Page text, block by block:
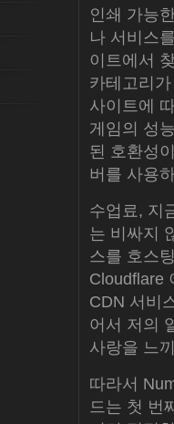
인쇄 가능
나 서비스
이트에서
카테고리
사이트에
게임의 성
된 호환성
버를 사용
수업료, 지
는 비싸지
스를 호스
Cloudflare
CDN 서비
어서 저의
사랑을 느
따라서
드는 첫 번